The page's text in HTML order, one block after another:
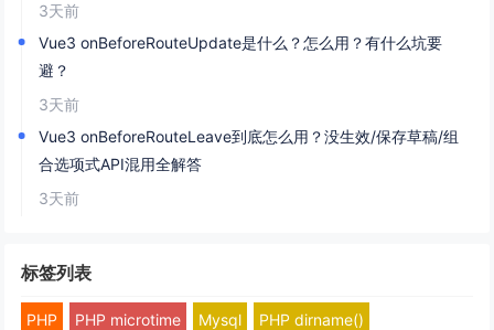
3天前
Vue3 onBeforeRouteUpdate是什么？怎么用？有什么坑要
避？
3天前
Vue3 onBeforeRouteLeave到底怎么用？没生效/保存草稿/组
合选项式API混用全解答
3天前
标签列表
PHP PHP microtime Mysql PHP dirname()